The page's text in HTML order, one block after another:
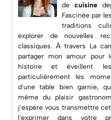
decuisine
Fascinée par
traditions
explorer de nouvelles
classiques. À travers La
partager mon amour pour
histoire et éveillent
particulièrement les
d'une table bien garnie,
même du plaisir
j'espère vous transmettre
l'exprimer dans votre